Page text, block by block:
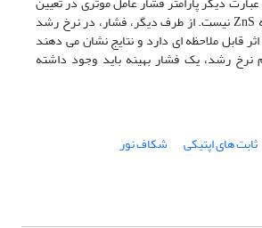
ویژگی‌های اپتیکی لایه ZnS نیست. از طرف دیگر، فشار، در نرخ رشد
لایه Deposition rate اثر قابل ملاحظه ای دارد و نتایج نشان می دهند
نرخ رشد، یک فشار بهینه باید وجود داشته
ثابت های اپتیکی
شکاف نور